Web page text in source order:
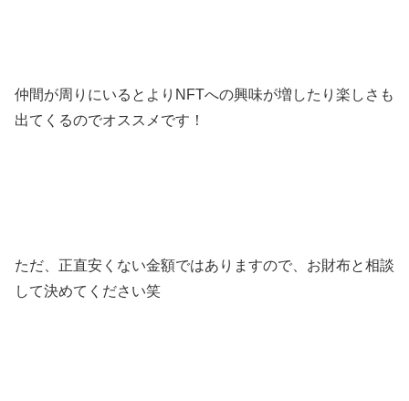
仲間が周りにいるとよりNFTへの興味が増したり楽しさも
出てくるのでオススメです！
ただ、正直安くない金額ではありますので、お財布と相談
して決めてください笑